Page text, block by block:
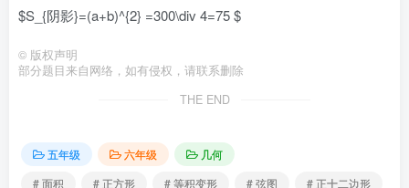
$S_{阴影}=(a+b)^{2} =300\div 4=75 $
© 版权声明
部分题目来自网络，如有侵权，请联系删除
THE END
五年级 六年级
几何
# 面积
# 正方形 # 等积变形 # 弦图 # 正十二边形